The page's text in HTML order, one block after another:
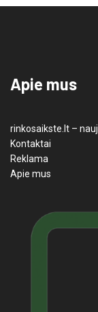
Apie mus
rinkosaikste.lt –
Kontaktai
Reklama
Apie mus